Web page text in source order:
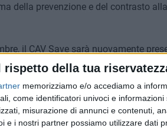
rispetto della tua
memorizziamo e/o accediamo a
come identificatori univoci e
misurazione di annunci e contenuti,
e i nostri partner possiamo utilizzare dati
della prevenzione e del contrasto
il CAV Save sarà nuovamente
in via Amando Vescovo -
Gaetano Cavallaro, per una
il pubblico. Questa doppia presenza
Save nel costruire una rete di
culturali e sociali del territorio.